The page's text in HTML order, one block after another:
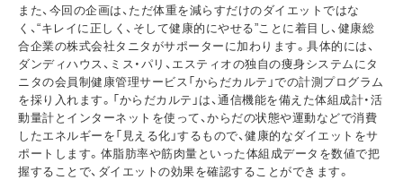
また、今回の企画は、ただ体重を減らすだけのダイエットではな
く、“キレイに正しく、そして健康的にやせる”ことに着目し、健康総
合企業の株式会社タニタがサポーターに加わります。具体的には、
ダンディハウス、ミス・パリ、エスティオの独自の痩身システムにタ
ニタの会員制健康管理サービス「からだカルテ」での計測プログラム
を採り入れます。「からだカルテ」は、通信機能を備えた体組成計・活
動量計とインターネットを使って、からだの状態や運動などで消費
したエネルギーを「見える化」するもので、健康的なダイエットをサ
ポートします。体脂肪率や筋肉量といった体組成データを数値で把
握することで、ダイエットの効果を確認することができます。